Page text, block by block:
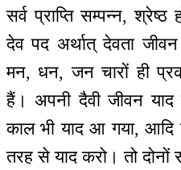
सर्व प्राप्ति सम्पन्न,
देव पद अर्थात् देवता
मन, धन, जन चारों ही
हैं। अपनी दैवी जीवन
काल भी याद आ गया, आदि
तरह से याद करो। तो दोनों